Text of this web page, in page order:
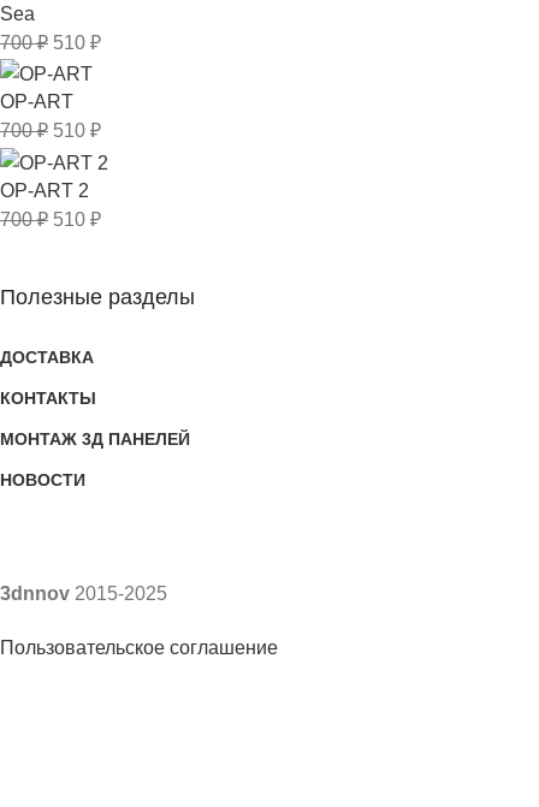
Sea
700₽ 510 ₽
OP-ART
700₽ 510 ₽
OP-ART 2
700₽ 510 ₽
Полезные разделы
ДОСТАВКА
КОНТАКТЫ
МОНТАЖ 3Д ПАНЕЛЕЙ
НОВОСТИ
3dnnov 2015-2025
Пользовательское соглашение